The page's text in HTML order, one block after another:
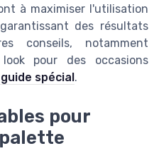
à maximiser l'utilisation
des résultats
conseils, notamment
pour des occasions
spécial .
pour